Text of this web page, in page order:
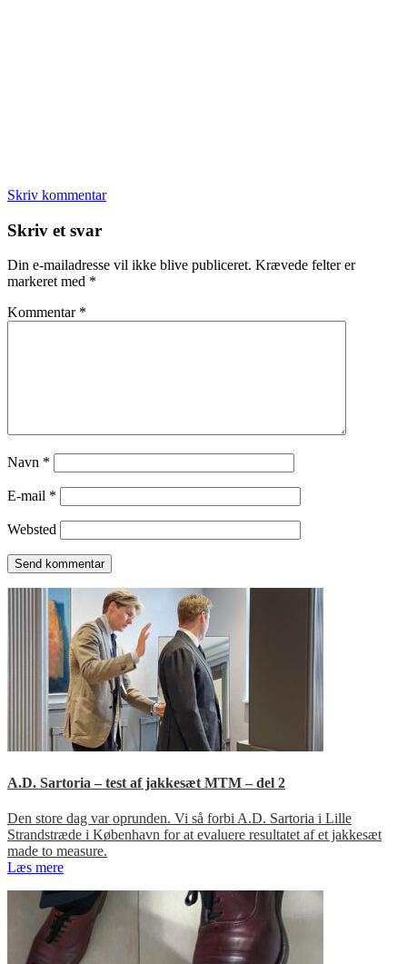
Skriv kommentar
Læserinteraktioner
Skriv et svar
Din e-mailadresse vil ikke blive publiceret. Krævede felter er
markeret med *
Kommentar *
Navn *
E-mail *
Websted
A.D. Sartoria – test af jakkesæt MTM – del 2
Den store dag var oprunden. Vi så forbi A.D. Sartoria i Lille
Strandstræde i København for at evaluere resultatet af et jakkesæt
made to measure.
Læs mere